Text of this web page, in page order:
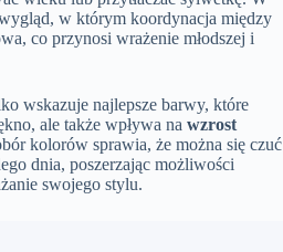
w którym koordynacja między
co przynosi wrażenie młodszej i
wskazuje najlepsze barwy, które
ale także wpływa na wzrost
kolorów sprawia, że można się czuć
dnia, poszerzając możliwości
swojego stylu.